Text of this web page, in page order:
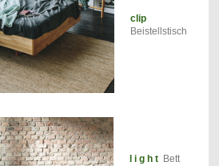
clip
Beistellstisch
l i g h tBett